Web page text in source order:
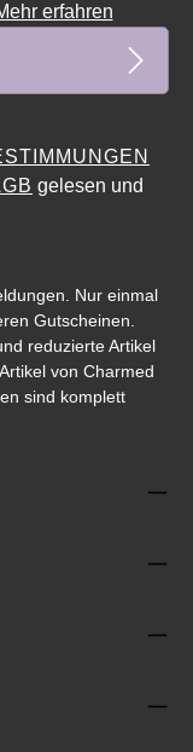
Durchschnittliche
erfahren
gelesen und
Nur einmal
Gutscheinen.
reduzierte Artikel
von Charmed
sind komplett